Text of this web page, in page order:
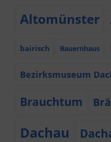
Altomünster
bairisch Bauernhaus
Bezirksmuseum
Brauchtum
Dachau